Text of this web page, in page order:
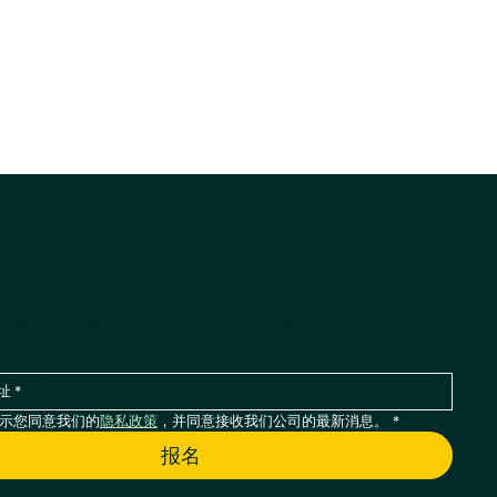
您同意我们的隐私政策，并同意接收我们公司的最新消息。 *
报名